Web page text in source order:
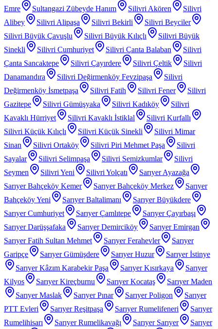
Emre
Sultangazi Zübeyde Hanım Silivri Akören
Silivri
Alibey
Silivri Alipaşa Silivri Bekirli
Silivri Beyciler
Silivri Büyük Çavuşlu
Silivri Büyük Kılıçlı
Silivri Büyük
Sinekli
Silivri Cumhuriyet Silivri Çanta Balaban
Silivri
Çanta Sancaktepe
Silivri Çayırdere Silivri Çeltik
Silivri
Danamandıra
Silivri Değirmenköy Fevzipaşa
Silivri
Değirmenköy İsmetpaşa
Silivri Fatih Silivri Fener
Silivri
Gazitepe
Silivri Gümüşyaka Silivri Kadıköy
Silivri
Kavaklı Hürriyet
Silivri Kavaklı İstiklal
Silivri Kurfallı
Silivri Küçük Kılıçlı
Silivri Küçük Sinekli
Silivri Mimar
Sinan
Silivri Ortaköy Silivri Piri Mehmet Paşa
Silivri
Sayalar
Silivri Selimpaşa Silivri Semizkumlar
Silivri
Seymen
Silivri Yeni Silivri Yolçatı
Sarıyer Ayazağa
Sarıyer Bahçeköy Kemer
Sarıyer Bahçeköy Merkez
Sarıyer
Bahçeköy Yeni
Sarıyer Baltalimanı
Sarıyer Büyükdere
Sarıyer Cumhuriyet
Sarıyer Çamlıtepe
Sarıyer Çayırbaşı
Sarıyer Darüşşafaka
Sarıyer Demirciköy
Sarıyer Emirgan
Sarıyer Fatih Sultan Mehmet
Sarıyer Ferahevler
Sarıyer
Garipçe
Sarıyer Gümüşdere Sarıyer Huzur
Sarıyer İstinye
Sarıyer Kâzım Karabekir Paşa
Sarıyer Kısırkaya
Sarıyer
Kilyos
Sarıyer Kireçburnu Sarıyer Kocataş
Sarıyer Maden
Sarıyer Maslak
Sarıyer Pınar Sarıyer Poligon
Sarıyer
PTT Evleri
Sarıyer Reşitpaşa Sarıyer Rumelifeneri
Sarıyer
Rumelihisarı
Sarıyer Rumelikavağı Sarıyer Sarıyer
Sarıyer